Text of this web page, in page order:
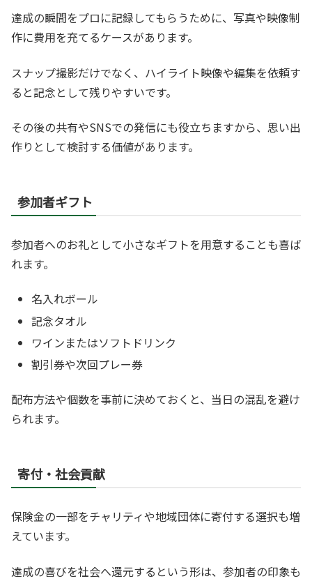
達成の瞬間をプロに記録してもらうために、写真や映像制
作に費用を充てるケースがあります。
スナップ撮影だけでなく、ハイライト映像や編集を依頼す
ると記念として残りやすいです。
その後の共有やSNSでの発信にも役立ちますから、思い出
作りとして検討する価値があります。
参加者ギフト
参加者へのお礼として小さなギフトを用意することも喜ば
れます。
名入れボール
記念タオル
ワインまたはソフトドリンク
割引券や次回プレー券
配布方法や個数を事前に決めておくと、当日の混乱を避け
られます。
寄付・社会貢献
保険金の一部をチャリティや地域団体に寄付する選択も増
えています。
達成の喜びを社会へ還元するという形は、参加者の印象も